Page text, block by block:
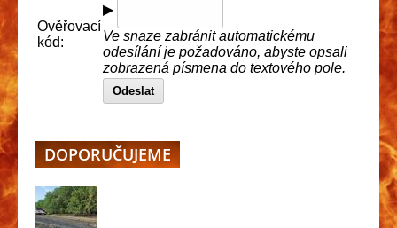
Ověřovací
kód:
▶
Ve snaze zabránit automatickému
odesílání je požadováno, abyste opsali
zobrazená písmena do textového pole.
Odeslat
DOPORUČUJEME